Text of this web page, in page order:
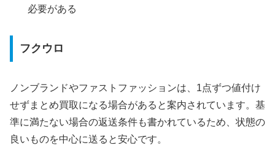
必要がある
フクウロ
ノンブランドやファストファッションは、1点ずつ値付け
せずまとめ買取になる場合があると案内されています。基
準に満たない場合の返送条件も書かれているため、状態の
良いものを中心に送ると安心です。